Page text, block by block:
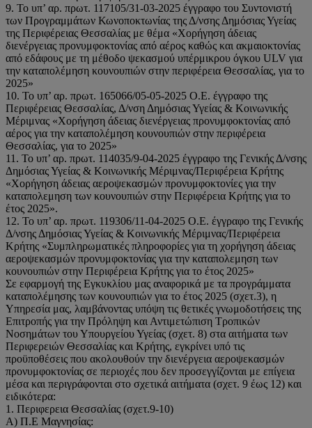
9. Το υπ’ αρ. πρωτ. 117105/31-03-2025 έγγραφο του Συντονιστή
των Προγραμμάτων Κωνοποκτωνίας της Δ/νσης Δημόσιας Υγείας
της Περιφέρειας Θεσσαλίας με θέμα «Χορήγηση άδειας
διενέργειας προνυμφοκτονίας από αέρος καθώς και ακμαιοκτονίας
από εδάφους με τη μέθοδο ψεκασμού υπέρμικρου όγκου ULV για
την καταπολέμηση κουνουπιών στην περιφέρεια Θεσσαλίας, για το
2025»
10. Το υπ’ αρ. πρωτ. 165066/05-05-2025 O.E. έγγραφο της
Περιφέρειας Θεσσαλίας, Δ/νση Δημόσιας Υγείας & Κοινωνικής
Μέριμνας «Χορήγηση άδειας διενέργειας προνυμφοκτονίας από
αέρος για την καταπολέμηση κουνουπιών στην περιφέρεια
Θεσσαλίας, για το 2025»
11. Το υπ’ αρ. πρωτ. 114035/9-04-2025 έγγραφο της Γενικής Δ/νσης
Δημόσιας Υγείας & Κοινωνικής Μέριμνας/Περιφέρεια Κρήτης
«Χορήγηση άδειας αεροψεκασμών προνυμφοκτονίες για την
καταπολεμηση των κουνουπιών στην Περιφέρεια Κρήτης για το
έτος 2025».
12. Το υπ’ αρ. πρωτ. 119306/11-04-2025 Ο.Ε. έγγραφο της Γενικής
Δ/νσης Δημόσιας Υγείας & Κοινωνικής Μέριμνας/Περιφέρεια
Κρήτης «Συμπληρωματικές πληροφορίες για τη χορήγηση άδειας
αεροψεκασμών προνυμφοκτονίας για την καταπολεμηση των
κουνουπιών στην Περιφέρεια Κρήτης για το έτος 2025»
Σε εφαρμογή της Εγκυκλίου μας αναφορικά με τα προγράμματα
καταπολέμησης των κουνουπιών για το έτος 2025 (σχετ.3), η
Υπηρεσία μας, λαμβάνοντας υπόψη τις θετικές γνωμοδοτήσεις της
Επιτροπής για την Πρόληψη και Αντιμετώπιση Τροπικών
Νοσημάτων του Υπουργείου Υγείας (σχετ. 8) στα αιτήματα των
Περιφερειών Θεσσαλίας και Κρήτης, εγκρίνει υπό τις
προϋποθέσεις που ακολουθούν την διενέργεια αεροψεκασμών
προνυμφοκτονίας σε περιοχές που δεν προσεγγίζονται με επίγεια
μέσα και περιγράφονται στο σχετικά αιτήματα (σχετ. 9 έως 12) και
ειδικότερα:
1. Περιφερεια Θεσσαλίας (σχετ.9-10)
Α) Π.Ε Μαγνησίας: